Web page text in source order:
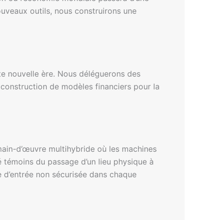
outils, nous construirons une
nouvelle ère. Nous déléguerons des
de modèles financiers pour la
d’œuvre multihybride où les machines
du passage d’un lieu physique à
non sécurisée dans chaque